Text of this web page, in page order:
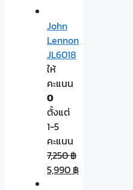
John
Lennon
JL6018
ให้
คะแนน
0
ตั้งแต่
1-5
คะแนน
7,250฿
5,990 ฿